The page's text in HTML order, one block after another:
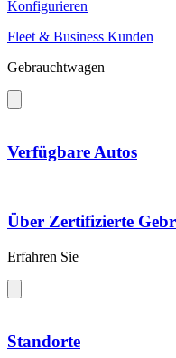
Konfigurieren
Fleet & Business Kunden
Gebrauchtwagen
Verfügbare Autos
Über Zertifizierte
Erfahren Sie
Standorte